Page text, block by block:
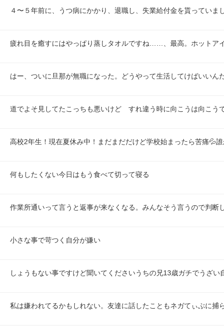
４〜５年前に、うつ病にかかり、退職し、失業給付金を貰っていま
疲れ目を癒すにはやっぱり蒸しタオルですね……、最高。ホットア
はー、ついに旦那が無職になった。どうやって生活してけばいいん
道でよそ見してたこっちも悪いけど　すれ違う時に向こうは向こう
高校2年生！現在夏休み中！まだまだだけど学校始まったら苦痛💦
何もしたくない今日はもう食べて切って寝る
作業所通いって言うと返事が来なくなる。みんなそう言うので判断
小さな事で苛つく自分が嫌い
しょうもない事ですけど聞いてくださいうちの兄13歳ガチでうざい
私は嫌われてるかもしれない。友達に話したこともネガてぃぶに捕